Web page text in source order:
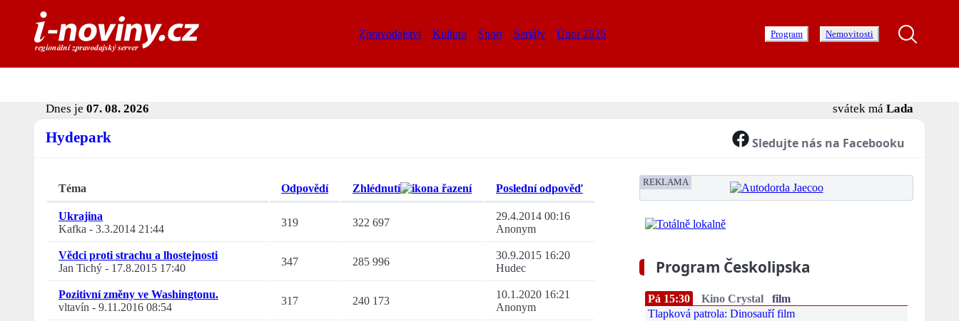
Zpravodajství Kultura Sport Seriály Únor 2026 Program Nemovitosti
Dnes je 07. 08. 2026 svátek má Lada
Hydepark Sledujte nás na Facebooku
Téma Odpovědí Zhlédnutí Poslední odpověď
Ukrajina
Kafka - 3.3.2014 21:44
319 322 697
29.4.2014 00:16
Anonym
Vědci proti strachu a lhostejnosti
Jan Tichý - 17.8.2015 17:40
347 285 996
30.9.2015 16:20
Hudec
Pozitivní změny ve Washingtonu.
vltavín - 9.11.2016 08:54
317 240 173
10.1.2020 16:21
Anonym
REKLAMA
Program Českolipska
Pá 15:30 Kino Crystal
film
Tlapková patrola: Dinosauří film